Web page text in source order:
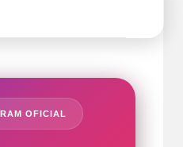
OFICIAL